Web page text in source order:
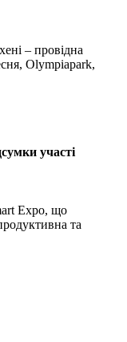
– провідна
Olympiapark,
участі
Expo, що
та